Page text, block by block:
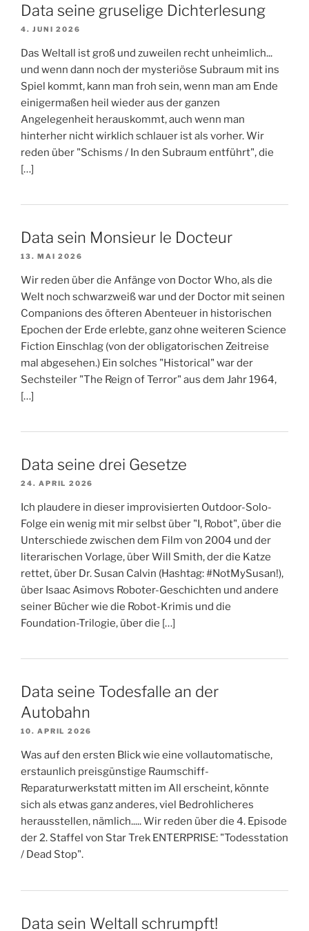
Data seine gruselige Dichterlesung
4. JUNI 2026
Das Weltall ist groß und zuweilen recht unheimlich...
und wenn dann noch der mysteriöse Subraum mit ins
Spiel kommt, kann man froh sein, wenn man am Ende
einigermaßen heil wieder aus der ganzen
Angelegenheit herauskommt, auch wenn man
hinterher nicht wirklich schlauer ist als vorher. Wir
reden über "Schisms / In den Subraum entführt", die
[…]
Data sein Monsieur le Docteur
13. MAI 2026
Wir reden über die Anfänge von Doctor Who, als die
Welt noch schwarzweiß war und der Doctor mit seinen
Companions des öfteren Abenteuer in historischen
Epochen der Erde erlebte, ganz ohne weiteren Science
Fiction Einschlag (von der obligatorischen Zeitreise
mal abgesehen.) Ein solches "Historical" war der
Sechsteiler "The Reign of Terror" aus dem Jahr 1964,
[…]
Data seine drei Gesetze
24. APRIL 2026
Ich plaudere in dieser improvisierten Outdoor-Solo-
Folge ein wenig mit mir selbst über "I, Robot", über die
Unterschiede zwischen dem Film von 2004 und der
literarischen Vorlage, über Will Smith, der die Katze
rettet, über Dr. Susan Calvin (Hashtag: #NotMySusan!),
über Isaac Asimovs Roboter-Geschichten und andere
seiner Bücher wie die Robot-Krimis und die
Foundation-Trilogie, über die […]
Data seine Todesfalle an der
Autobahn
10. APRIL 2026
Was auf den ersten Blick wie eine vollautomatische,
erstaunlich preisgünstige Raumschiff-
Reparaturwerkstatt mitten im All erscheint, könnte
sich als etwas ganz anderes, viel Bedrohlicheres
herausstellen, nämlich..... Wir reden über die 4. Episode
der 2. Staffel von Star Trek ENTERPRISE: "Todesstation
/ Dead Stop".
Data sein Weltall schrumpft!